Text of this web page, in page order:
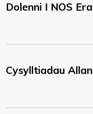
Dolenni I NOS
Cysylltiadau